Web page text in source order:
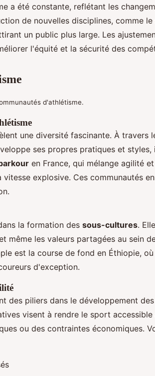
a été constante, reflétant les
de nouvelles disciplines, comme le
un public plus large. Les
l'équité et la sécurité des
d'athlétisme.
une diversité fascinante. À travers
ses propres pratiques et styles,
en France, qui mélange agilité
vitesse explosive. Ces communautés
la formation des sous-cultures.
même les valeurs partagées au sein
est la course de fond en Éthiopie,
d'exception.
des piliers dans le développement des
visent à rendre le sport accessible
ou des contraintes économiques.